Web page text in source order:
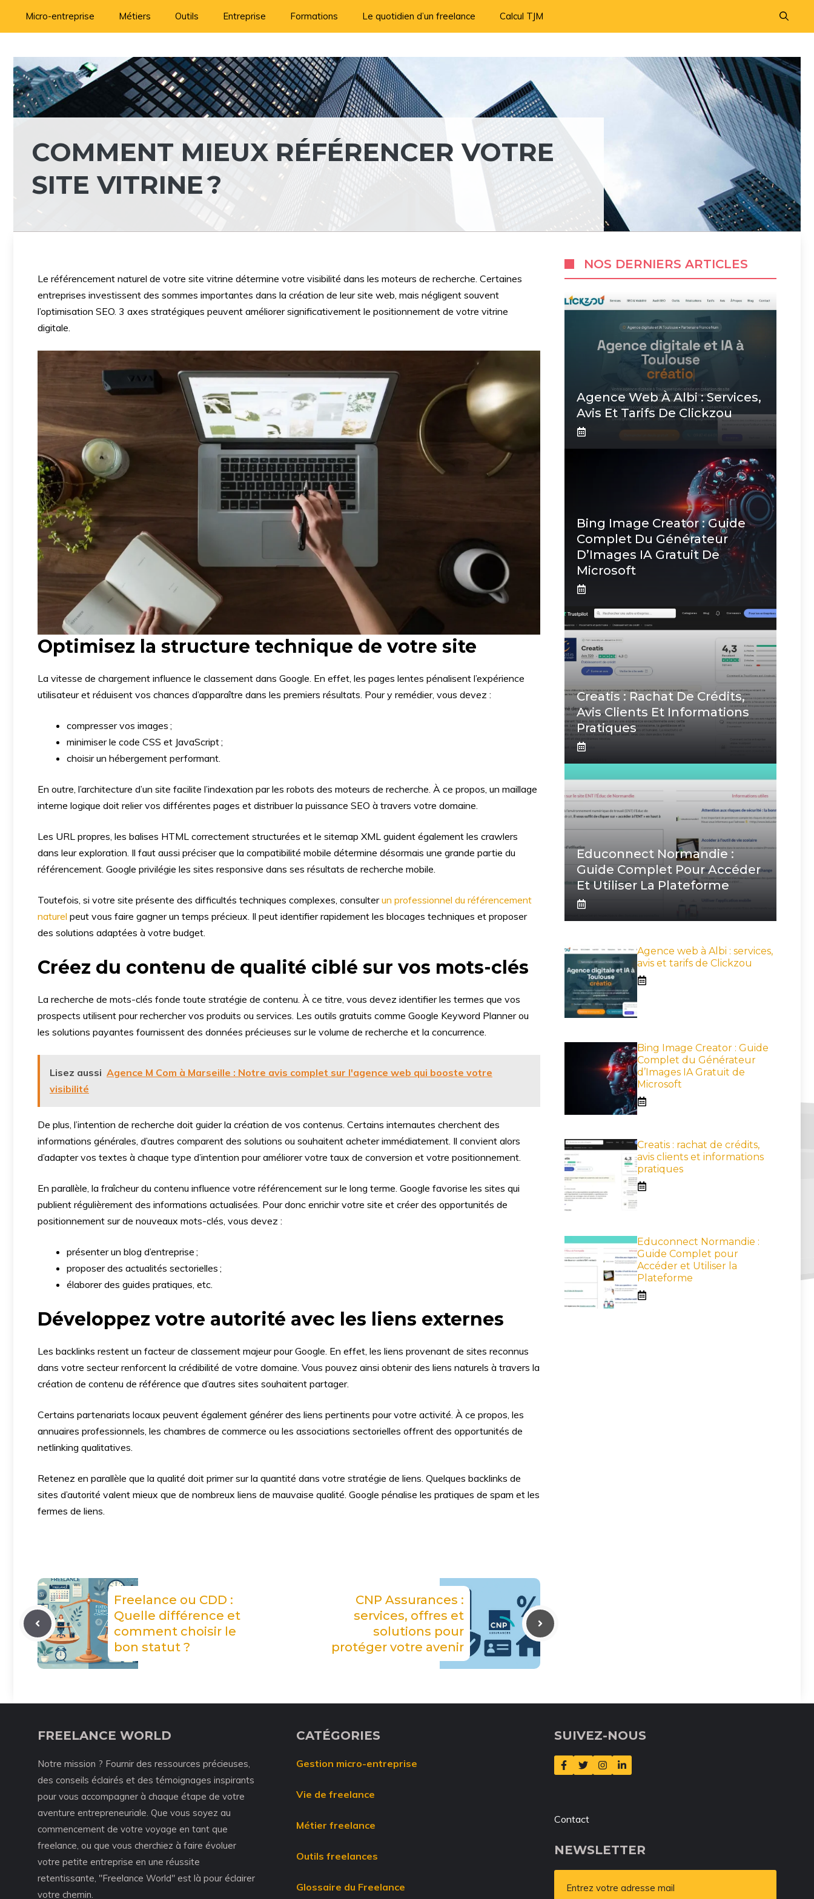
Micro-entreprise Métiers Outils Entreprise Formations Le quotidien d’un freelance Calcul TJM
COMMENT MIEUX RÉFÉRENCER VOTRE
SITE VITRINE ?
Le référencement naturel de votre site vitrine détermine votre visibilité dans les moteurs de recherche. Certaines
entreprises investissent des sommes importantes dans la création de leur site web, mais négligent souvent
l’optimisation SEO. 3 axes stratégiques peuvent améliorer significativement le positionnement de votre vitrine
digitale.
Optimisez la structure technique de votre site
La vitesse de chargement influence le classement dans Google. En effet, les pages lentes pénalisent l’expérience
utilisateur et réduisent vos chances d’apparaître dans les premiers résultats. Pour y remédier, vous devez :
compresser vos images ;
minimiser le code CSS et JavaScript ;
choisir un hébergement performant.
En outre, l’architecture d’un site facilite l’indexation par les robots des moteurs de recherche. À ce propos, un maillage
interne logique doit relier vos différentes pages et distribuer la puissance SEO à travers votre domaine.
Les URL propres, les balises HTML correctement structurées et le sitemap XML guident également les crawlers
dans leur exploration. Il faut aussi préciser que la compatibilité mobile détermine désormais une grande partie du
référencement. Google privilégie les sites responsive dans ses résultats de recherche mobile.
Toutefois, si votre site présente des difficultés techniques complexes, consulterun professionnel du référencement
naturel peut vous faire gagner un temps précieux. Il peut identifier rapidement les blocages techniques et proposer
des solutions adaptées à votre budget.
Créez du contenu de qualité ciblé sur vos mots-clés
La recherche de mots-clés fonde toute stratégie de contenu. À ce titre, vous devez identifier les termes que vos
prospects utilisent pour rechercher vos produits ou services. Les outils gratuits comme Google Keyword Planner ou
les solutions payantes fournissent des données précieuses sur le volume de recherche et la concurrence.
Lisez aussi Agence M Com à Marseille : Notre avis complet sur l'agence web qui booste votre
visibilité
De plus, l’intention de recherche doit guider la création de vos contenus. Certains internautes cherchent des
informations générales, d’autres comparent des solutions ou souhaitent acheter immédiatement. Il convient alors
d’adapter vos textes à chaque type d’intention pour améliorer votre taux de conversion et votre positionnement.
En parallèle, la fraîcheur du contenu influence votre référencement sur le long terme. Google favorise les sites qui
publient régulièrement des informations actualisées. Pour donc enrichir votre site et créer des opportunités de
positionnement sur de nouveaux mots-clés, vous devez :
présenter un blog d’entreprise ;
proposer des actualités sectorielles ;
élaborer des guides pratiques, etc.
Développez votre autorité avec les liens externes
Les backlinks restent un facteur de classement majeur pour Google. En effet, les liens provenant de sites reconnus
dans votre secteur renforcent la crédibilité de votre domaine. Vous pouvez ainsi obtenir des liens naturels à travers la
création de contenu de référence que d’autres sites souhaitent partager.
Certains partenariats locaux peuvent également générer des liens pertinents pour votre activité. À ce propos, les
annuaires professionnels, les chambres de commerce ou les associations sectorielles offrent des opportunités de
netlinking qualitatives.
Retenez en parallèle que la qualité doit primer sur la quantité dans votre stratégie de liens. Quelques backlinks de
sites d’autorité valent mieux que de nombreux liens de mauvaise qualité. Google pénalise les pratiques de spam et les
fermes de liens.
Freelance ou CDD :
Quelle différence et
comment choisir le
bon statut ?
CNP Assurances :
services, offres et
solutions pour
protéger votre avenir
NOS DERNIERS ARTICLES
Agence Web À Albi : Services,
Avis Et Tarifs De Clickzou
Bing Image Creator : Guide
Complet Du Générateur
D’Images IA Gratuit De
Microsoft
Creatis : Rachat De Crédits,
Avis Clients Et Informations
Pratiques
Educonnect Normandie :
Guide Complet Pour Accéder
Et Utiliser La Plateforme
Agence web à Albi : services,
avis et tarifs de Clickzou
Bing Image Creator : Guide
Complet du Générateur
d’Images IA Gratuit de
Microsoft
Creatis : rachat de crédits,
avis clients et informations
pratiques
Educonnect Normandie :
Guide Complet pour
Accéder et Utiliser la
Plateforme
FREELANCE WORLD
Notre mission ? Fournir des ressources précieuses,
des conseils éclairés et des témoignages inspirants
pour vous accompagner à chaque étape de votre
aventure entrepreneuriale. Que vous soyez au
commencement de votre voyage en tant que
freelance, ou que vous cherchiez à faire évoluer
votre petite entreprise en une réussite
retentissante, "Freelance World" est là pour éclairer
votre chemin.
CATÉGORIES
Gestion micro-entreprise
Vie de freelance
Métier freelance
Outils freelances
Glossaire du Freelance
SUIVEZ-NOUS
Contact
NEWSLETTER
Entrez votre adresse mail